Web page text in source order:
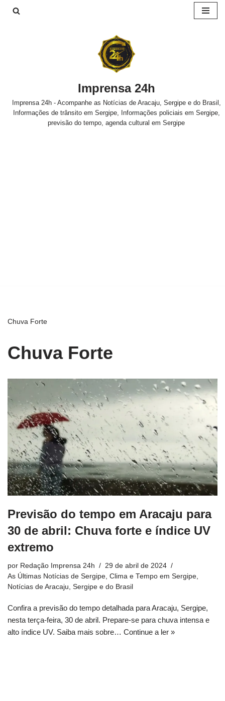
Imprensa 24h
Imprensa 24h - Acompanhe as Notícias de Aracaju, Sergipe e do Brasil,
Informações de trânsito em Sergipe, Informações policiais em Sergipe,
previsão do tempo, agenda cultural em Sergipe
Chuva Forte
Chuva Forte
Previsão do tempo em Aracaju para
30 de abril: Chuva forte e índice UV
extremo
por Redação Imprensa 24h
29 de abril de 2024
As Últimas Notícias de Sergipe, Clima e Tempo em Sergipe,
Notícias de Aracaju, Sergipe e do Brasil
Confira a previsão do tempo detalhada para Aracaju, Sergipe,
nesta terça-feira, 30 de abril. Prepare-se para chuva intensa e
alto índice UV. Saiba mais sobre… Continue a ler »